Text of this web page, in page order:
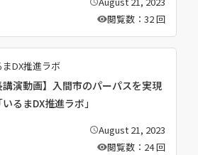
日閲覧数：32 回
まDX推進ラボ
講演動画】入間市のパーパスを実現
るまDX推進ラボ」
公
日
August 21, 2023
閲覧数：24 回